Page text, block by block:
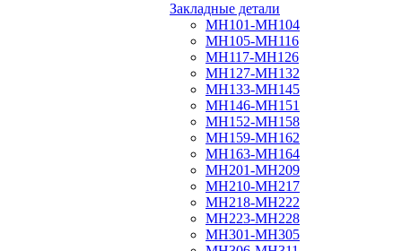
Закладные детали
МН101-МН104
МН105-МН116
МН117-МН126
МН127-МН132
МН133-МН145
МН146-МН151
МН152-МН158
МН159-МН162
МН163-МН164
МН201-МН209
МН210-МН217
МН218-МН222
МН223-МН228
МН301-МН305